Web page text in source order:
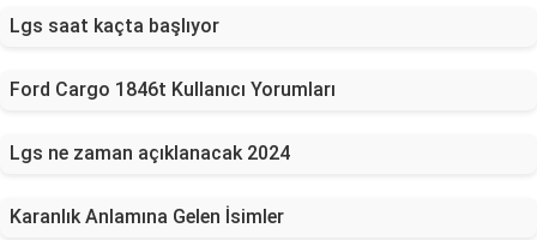
Lgs saat kaçta başlıyor
Ford Cargo 1846t Kullanıcı Yorumları
Lgs ne zaman açıklanacak 2024
Karanlık Anlamına Gelen İsimler